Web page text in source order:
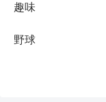
趣味
野球